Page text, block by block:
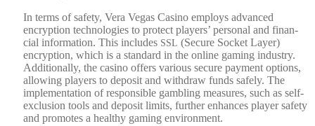
In terms of safe­ty, Vera Vegas Casi­no employs advanced
encryp­tion tech­nolo­gies to pro­tect play­ers’ per­son­al and finan­
cial infor­ma­tion. This includes SSL (Secure Sock­et Lay­er)
encryp­tion, which is a stan­dard in the online gam­ing indus­try.
Addi­tion­al­ly, the casi­no offers var­i­ous secure pay­ment options,
allow­ing play­ers to deposit and with­draw funds safe­ly. The
imple­men­ta­tion of respon­si­ble gam­bling mea­sures, such as self-
exclu­sion tools and deposit lim­its, fur­ther enhances play­er safe­ty
and pro­motes a healthy gam­ing envi­ron­ment.